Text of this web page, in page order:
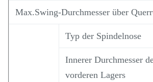
Max.Swing-Durchmesser über
Typ der Spindelnose
Innerer Durchmesser
vorderen Lagers